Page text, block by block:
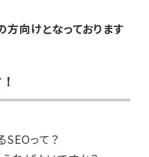
向けとなっております
SEOって？